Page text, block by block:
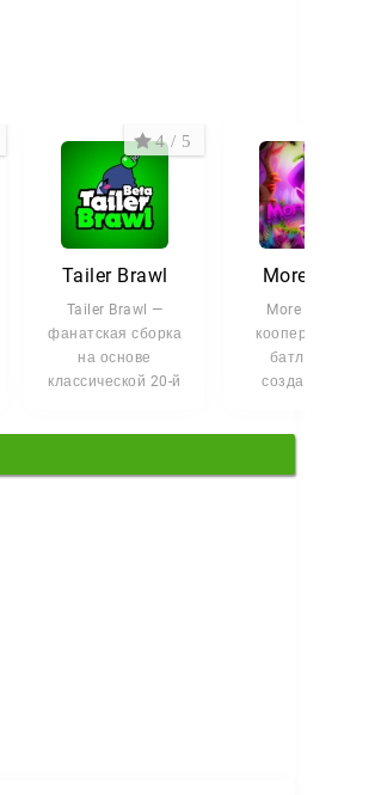
Tailer Brawl
Tailer Brawl —
фанатская сборка
на основе
классической 20-й
4 / 5
More Brawl
More Brawl —
кооперативный
батл-экшен,
созданный на